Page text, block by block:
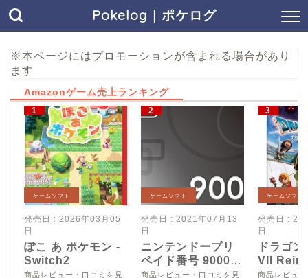
Pokelog｜ポケログ
※本ページにはプロモーションが含まれる場合があり
ます
Amazonゲーム売上ランキング
ゲームソフト
発売日 : 2026年03月05
日
ぽこ あ ポケモン -
Switch2
商品レビュー・口コミを見
ゲームソフト
発売日 : 2021年07月13
日
ニンテンドープリ
ペイド番号 9000
円|オンラインコー
商品レビュー・口コミを見
ゲームソフト
発売日 :
日
ドラゴ
VII
Switch2
商品レビュ